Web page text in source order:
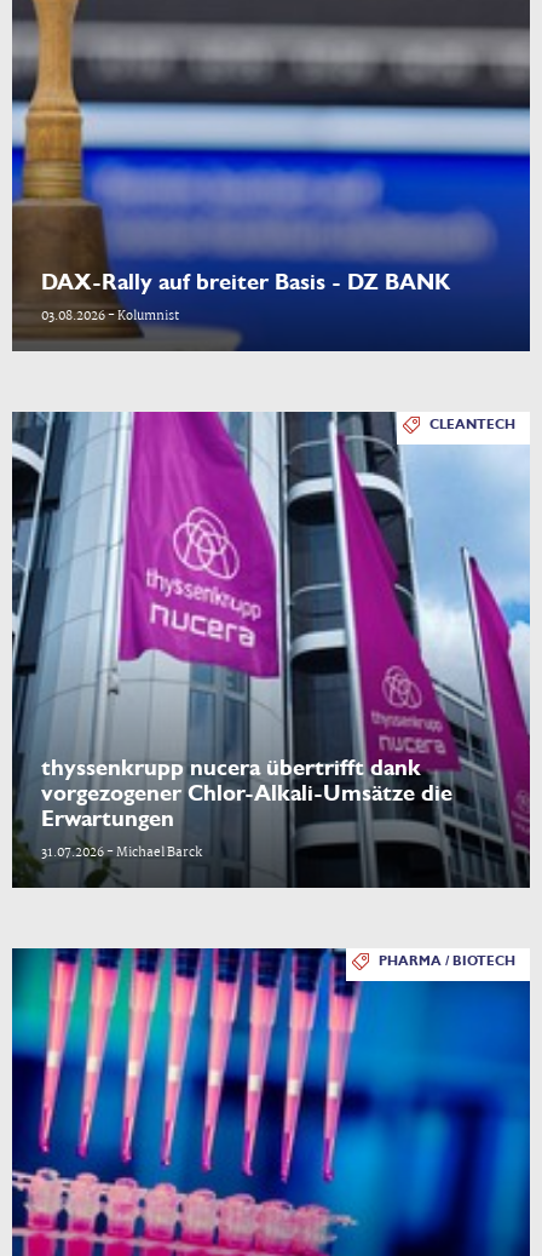
DAX-Rally auf breiter Basis - DZ BANK
03.08.2026 - Kolumnist
CLEANTECH
thyssenkrupp nucera übertrifft dank
vorgezogener Chlor-Alkali-Umsätze die
Erwartungen
31.07.2026 - Michael Barck
PHARMA / BIOTECH